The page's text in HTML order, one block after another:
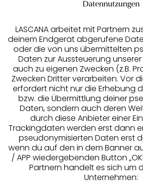
Services
Beratung
Über uns
Rechtliches
Datennutzungen
LASCANA arbeitet mit Partnern
deinem Endgerät abgerufene
oder die von uns übermittelten
Daten zur Aussteuerung
auch zu eigenen Zwecken (z.B.
Zwecken Dritter verarbeiten. Vor
erfordert nicht nur die Erhebung
bzw. die Übermittlung deiner
Daten, sondern auch deren
durch diese Anbieter einer
Trackingdaten werden erst dann
pseudonymisierten Daten erst
wenn du auf den in dem Banner
/ APP wiedergebenden Button
Partnern handelt es sich um
Unternehmen: